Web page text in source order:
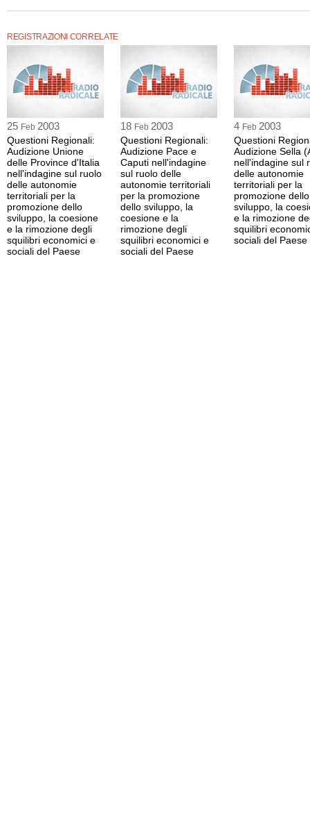
REGISTRAZIONI CORRELATE
25 Feb 2003
Questioni Regionali:
Audizione Unione
delle Province d'Italia
nell'indagine sul ruolo
delle autonomie
territoriali per la
promozione dello
sviluppo, la coesione
e la rimozione degli
squilibri economici e
sociali del Paese
18 Feb 2003
Questioni Regionali:
Audizione Pace e
Caputi nell'indagine
sul ruolo delle
autonomie territoriali
per la promozione
dello sviluppo, la
coesione e la
rimozione degli
squilibri economici e
sociali del Paese
4 Feb 2003
Questioni
Audizione Sella
nell'indagine sul
delle autonomie
territoriali per la
promozione dello
sviluppo, la
e la rimozione
squilibri
sociali del Paese